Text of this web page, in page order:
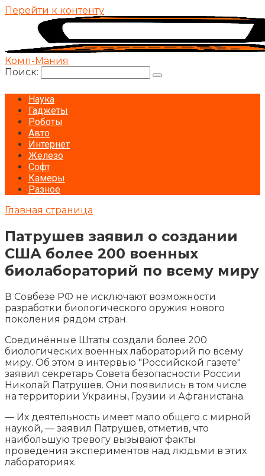
Перейти к контенту
Комп-Мания
Поиск:
Наука
Гаджеты
Роботы
Авто
Интернет
Железо
Софт
Камеры
Разное
Главная страница
Патрушев заявил о создании
США более 200 военных
биолабораторий по всему миру
В Совбезе РФ не исключают возможности
разработки биологического оружия нового
поколения рядом стран.
Соединённые Штаты создали более 200
биологических военных лабораторий по всему
миру. Об этом в интервью "Российской газете"
заявил секретарь Совета безопасности России
Николай Патрушев. Они появились в том числе
на территории Украины, Грузии и Афганистана.
— Их деятельность имеет мало общего с мирной
наукой, — заявил Патрушев, отметив, что
наибольшую тревогу вызывают факты
проведения экспериментов над людьми в этих
лабораториях.